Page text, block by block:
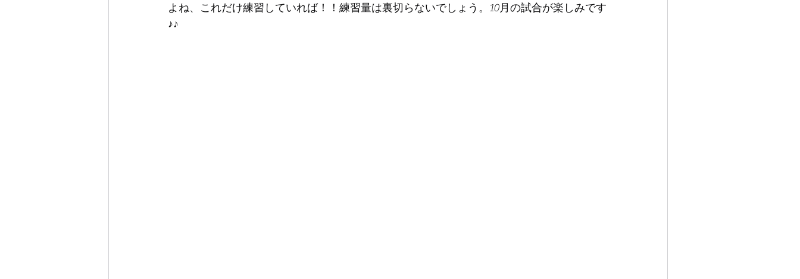
よね、これだけ練習していれば！！練習量は裏切らないでしょう。10月の試合が楽しみです
♪♪